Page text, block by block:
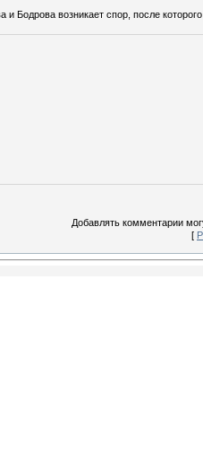
Бодрова возникает спор, после
Добавлять комментарии
[